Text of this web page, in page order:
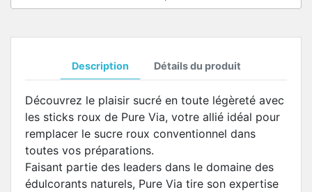
Description Détails du produit
Découvrez le plaisir sucré en toute légèreté avec
les sticks roux de Pure Via, votre allié idéal pour
remplacer le sucre roux conventionnel dans
toutes vos préparations.
Faisant partie des leaders dans le domaine des
édulcorants naturels, Pure Via tire son expertise